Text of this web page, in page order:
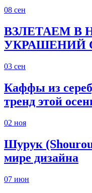
08 сен
ВЗЛЕТАЕМ В
УКРАШЕНИЙ
03 сен
Каффы из
тренд этой
02 ноя
Шурук
мире дизайна
07 июн